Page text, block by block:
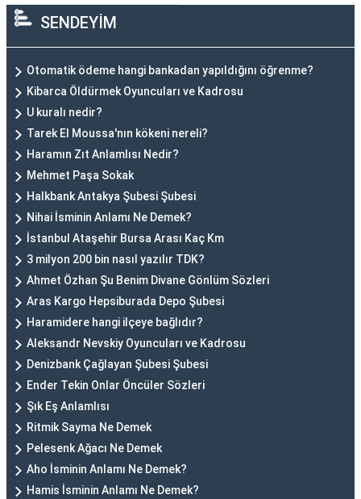
SENDEYİM
Otomatik ödeme hangi bankadan yapıldığını öğrenme?
Kibarca Öldürmek Oyuncuları ve Kadrosu
U kuralı nedir?
Tarek El Moussa'nın kökeni nereli?
Haramın Zıt Anlamlısı Nedir?
Mehmet Paşa Sokak
Halkbank Antakya Şubesi Şubesi
Nihai İsminin Anlamı Ne Demek?
İstanbul Ataşehir Bursa Arası Kaç Km
3 milyon 200 bin nasıl yazılır TDK?
Ahmet Özhan Şu Benim Divane Gönlüm Sözleri
Aras Kargo Hepsiburada Depo Şubesi
Haramidere hangi ilçeye bağlıdır?
Aleksandr Nevskiy Oyuncuları ve Kadrosu
Denizbank Çağlayan Şubesi Şubesi
Ender Tekin Onlar Öncüler Sözleri
Şık Eş Anlamlısı
Ritmik Sayma Ne Demek
Pelesenk Ağacı Ne Demek
Aho İsminin Anlamı Ne Demek?
Hamis İsminin Anlamı Ne Demek?